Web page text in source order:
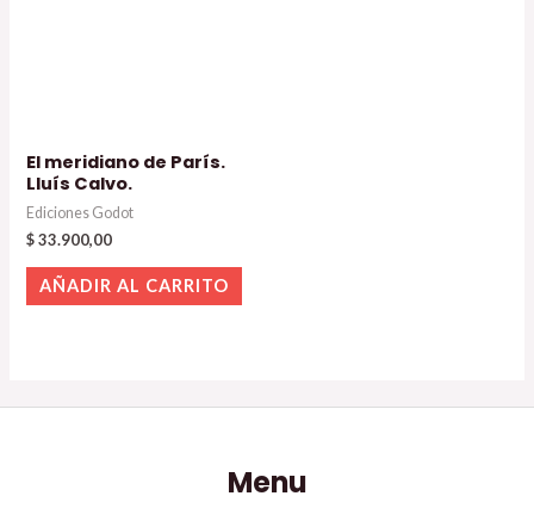
El meridiano de París.
Lluís Calvo.
Ediciones Godot
$33.900,00
AÑADIR AL CARRITO
Menu